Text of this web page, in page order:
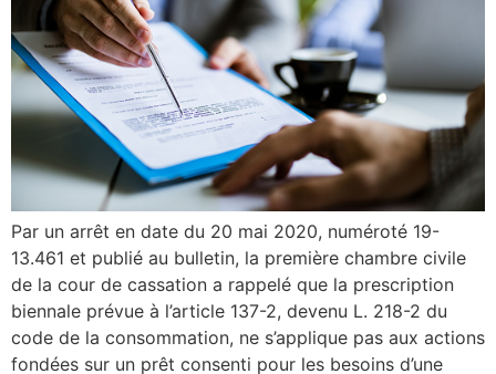
Par un arrêt en date du 20 mai 2020, numéroté 19-
13.461 et publié au bulletin, la première chambre civile
de la cour de cassation a rappelé que la prescription
biennale prévue à l’article 137-2, devenu L. 218-2 du
code de la consommation, ne s’applique pas aux actions
fondées sur un prêt consenti pour les besoins d’une